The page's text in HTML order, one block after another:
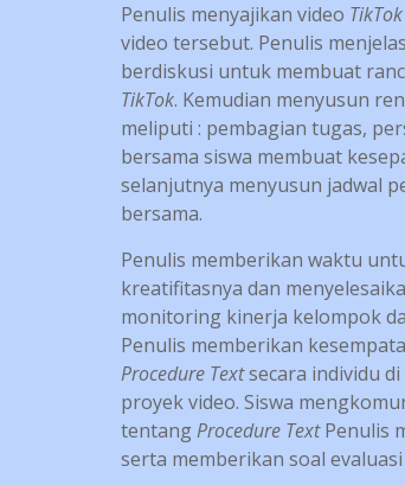
Penulis menyajikan video TikTok
video tersebut. Penulis
berdiskusi untuk membuat
TikTok. Kemudian menyusun
meliputi : pembagian tugas,
bersama siswa membuat
selanjutnya menyusun jadwal
bersama.
Penulis memberikan waktu
kreatifitasnya dan
monitoring kinerja kelompok
Penulis memberikan
Procedure Textsecara individu
proyek video. Siswa
tentangProcedure TextPenulis
serta memberikan soal